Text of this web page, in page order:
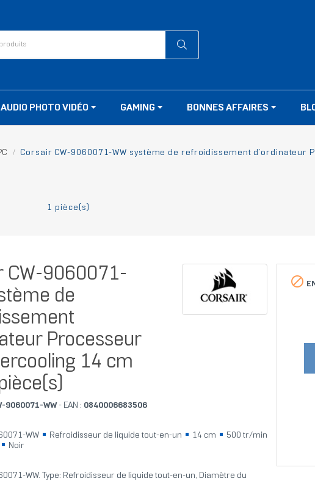
AUDIO PHOTO VIDÉO GAMING BONNES AFFAIRES
Corsair CW-9060071-WW système de refroidissement d’ordinateur
1 pièce(s)
CW-9060071-
de
Processeur
14 cm
9060071-WW- EAN : 0840006683506
WW Refroidisseur de liquide tout-en-un 14 cm
500 tr/min
Noir
WW. Type: Refroidisseur de liquide tout-en-un, Diamètre du
